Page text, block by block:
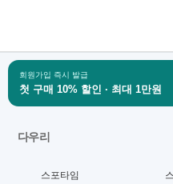
회원가입 즉시 발급
첫 구매 10% 할인 · 최대 1만원
다우리
스포타임